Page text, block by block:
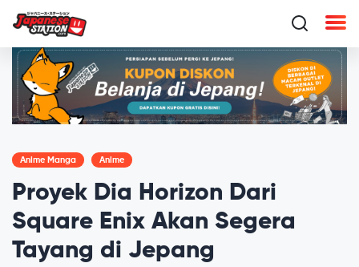
Anime Manga Anime
Proyek Dia Horizon Dari
Square Enix Akan Segera
Tayang di Jepang